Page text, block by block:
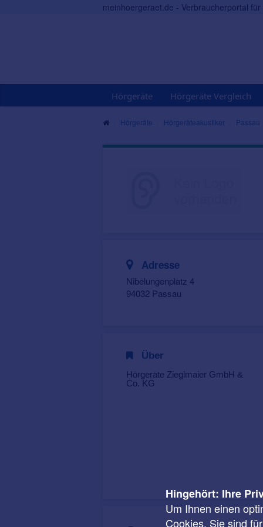
meinhoergeraet.de - Verbraucherportal
Hörgeräte Hörgeräte Vergleich
Hörgeräte Hörgeräteakustiker Passau
Adresse
Nibelungenplatz 4
94032 Passau
Über
Hörgeräte Zieglmaier GmbH &
Co. KG
Hingehört: Ihre
Um Ihnen einen
Cookies. Sie sind